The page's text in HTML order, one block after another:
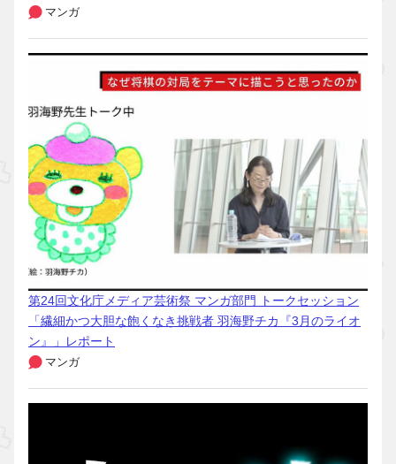
マンガ
第24回文化庁メディア芸術祭 マンガ部門 トークセッション
「繊細かつ大胆な飽くなき挑戦者 羽海野チカ『3月のライオ
ン』」レポート
マンガ